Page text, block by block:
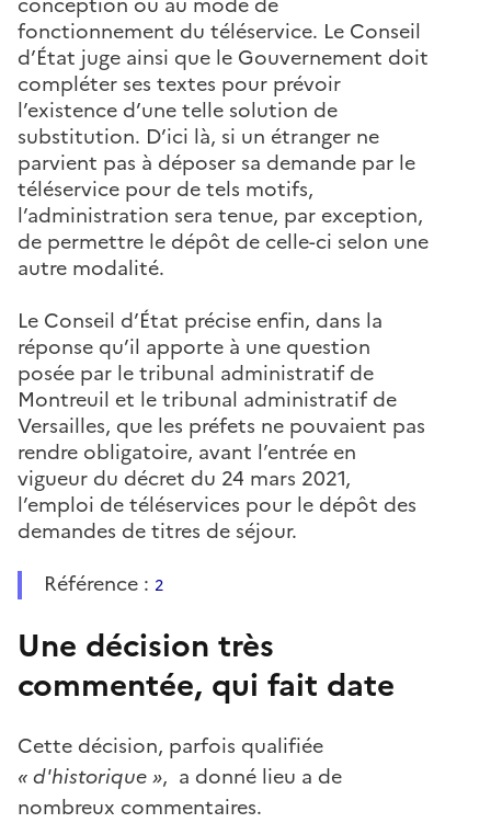
fonctionnement du téléservice. Le Conseil
d’État juge ainsi que le Gouvernement doit
compléter ses textes pour prévoir
l’existence d’une telle solution de
substitution. D’ici là, si un étranger ne
parvient pas à déposer sa demande par le
téléservice pour de tels motifs,
l’administration sera tenue, par exception,
de permettre le dépôt de celle-ci selon une
autre modalité.
Le Conseil d’État précise enfin, dans la
réponse qu’il apporte à une question
posée par le tribunal administratif de
Montreuil et le tribunal administratif de
Versailles, que les préfets ne pouvaient pas
rendre obligatoire, avant l’entrée en
vigueur du décret du 24 mars 2021,
l’emploi de téléservices pour le dépôt des
demandes de titres de séjour.
Référence : 2
Une décision très
commentée, qui fait date
Cette décision, parfois qualifiée
« d'historique», a donné lieu a de
nombreux commentaires.